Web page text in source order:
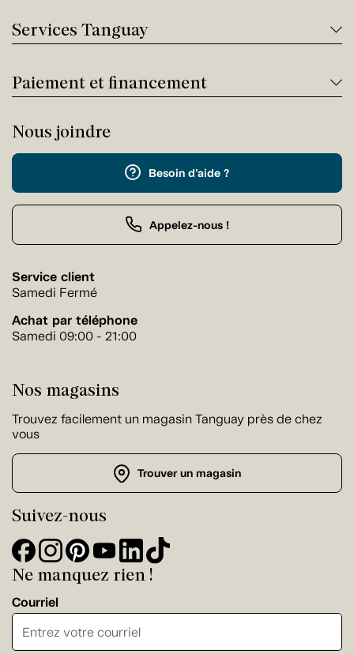
Services Tanguay
Paiement et financement
Nous joindre
Besoin d'aide ?
Appelez-nous !
Service client
Samedi Fermé
Achat par téléphone
Samedi 09:00 - 21:00
Nos magasins
Trouvez facilement un magasin Tanguay près de chez
vous
Trouver un magasin
Suivez-nous
Ne manquez rien !
Courriel